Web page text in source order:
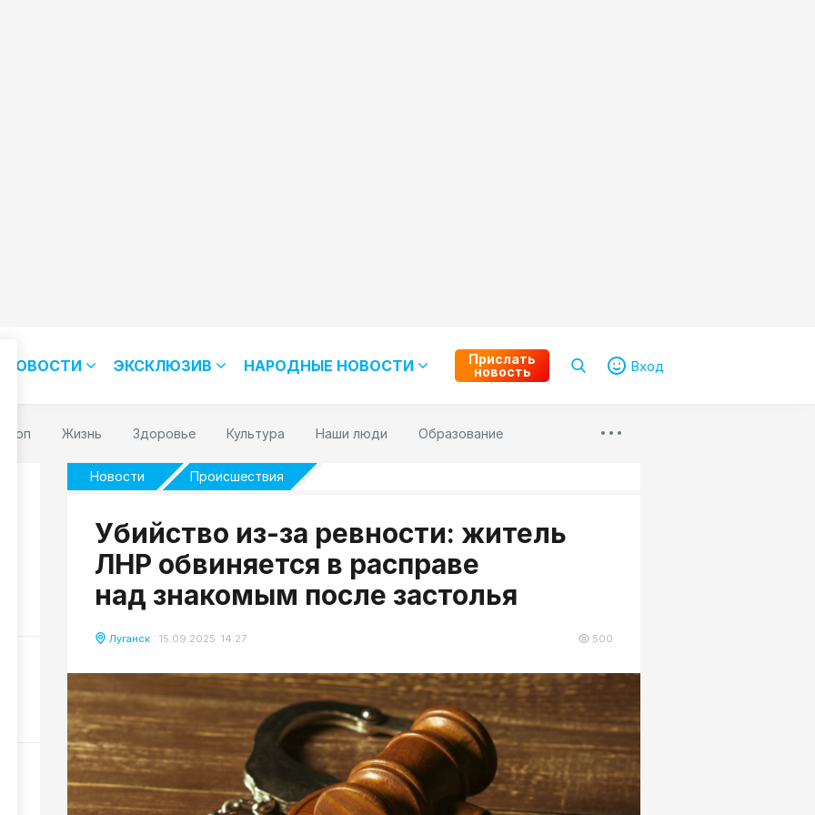
НОВОСТИ ЭКСКЛЮЗИВ НАРОДНЫЕ НОВОСТИ
Прислать
новость
Вход
Жизнь Здоровье Культура Наши люди Образование
Новости Происшествия
Убийство из-за ревности: житель
ЛНР обвиняется в расправе
над знакомым после застолья
Луганск 15.09.2025 14:27 500